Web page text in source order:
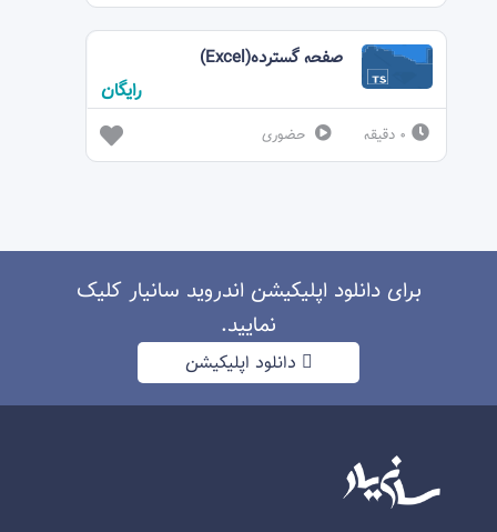
صفحه گسترده(Excel)
رايگان
0 دقيقه حضوری
برای دانلود اپلیکیشن اندروید سانیار کلیک
نمایید.
دانلود اپلیکیشن